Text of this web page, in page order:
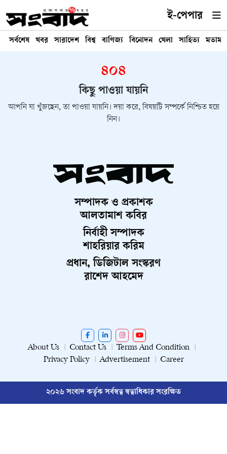
ই-পেপার
সর্বশেষ খবর সারাদেশ বিশ্ব বাণিজ্য বিনোদন খেলা সাহিত্য মতামত
৪০৪
কিছু পাওয়া যায়নি
আপনি যা খুঁজছেন, তা পাওয়া যায়নি। দয়া করে, বিষয়টি সম্পর্কে নিশ্চিত হয়ে
নিন।
সম্পাদক ও প্রকাশক
আলতামাশ কবির
নির্বাহী সম্পাদক
শাহরিয়ার করিম
প্রধান, ডিজিটাল সংস্করণ
রাশেদ আহমেদ
About Us Contact Us
Terms And Condition
Privacy Policy
Advertisement Career
২০২৬ সংবাদ কর্তৃক সর্বস্বত্ব স্বত্বাধিকার সংরক্ষিত